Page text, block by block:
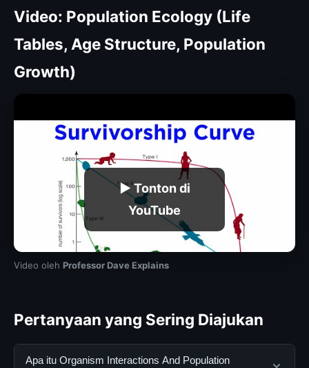
Video: Population Ecology (Life
Tables, Age Structure, Population
Growth)
▶ Tonton di
YouTube
Video oleh Professor Dave Explains
Pertanyaan yang Sering Diajukan
Apa itu Organism Interactions And Population